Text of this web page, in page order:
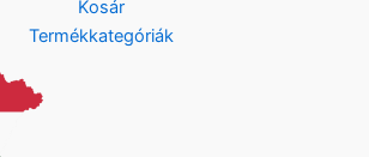
Kosár
Termékkategóriák